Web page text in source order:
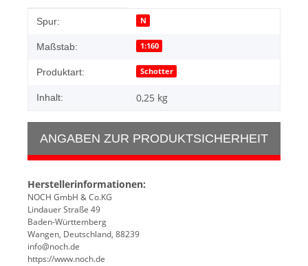
Produkteigenschaft
Wert
Spur: N
Maßstab: 1:160
Produktart: Schotter
Inhalt: 0,25 kg
ANGABEN ZUR PRODUKTSICHERHEIT
Herstellerinformationen:
NOCH GmbH & Co.KG
Lindauer Straße 49
Baden-Württemberg
Wangen, Deutschland, 88239
info@noch.de
https://www.noch.de